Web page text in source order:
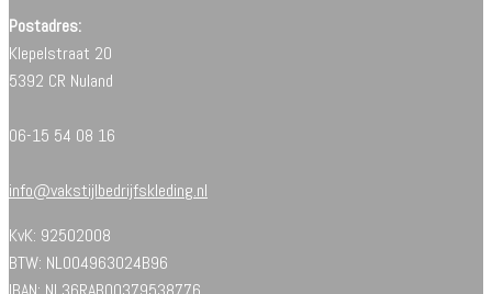
Postadres:
Klepelstraat 20
5392 CR Nuland
06-15 54 08 16
info@vakstijlbedrijfskleding.nl
KvK: 92502008
BTW: NL004963024B96